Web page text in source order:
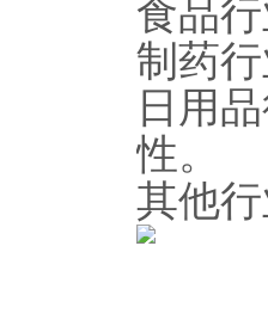
食品
制药
日用
性。
其他